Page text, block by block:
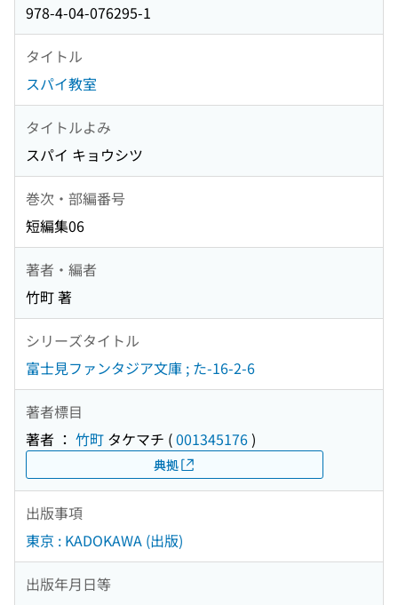
978-4-04-076295-1
タイトル
スパイ教室
タイトルよみ
スパイ キョウシツ
巻次・部編番号
短編集06
著者・編者
竹町 著
シリーズタイトル
富士見ファンタジア文庫 ; た-16-2-6
著者標目
著者 ： 竹町 タケマチ (001345176)
典拠
出版事項
東京 : KADOKAWA (出版)
出版年月日等